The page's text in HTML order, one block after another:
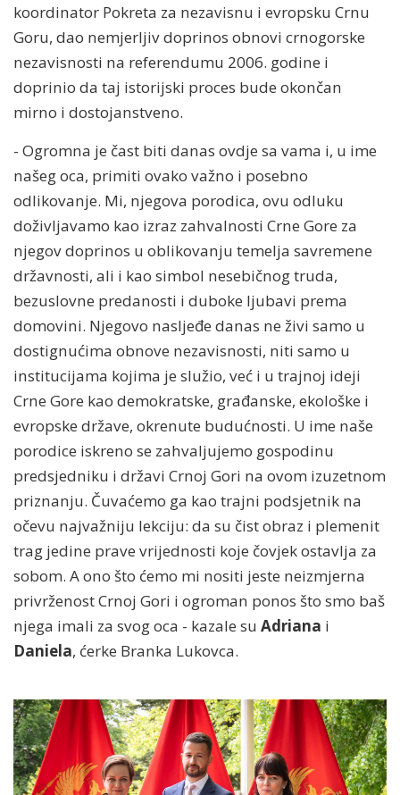
koordinator Pokreta za nezavisnu i evropsku Crnu
Goru, dao nemjerljiv doprinos obnovi crnogorske
nezavisnosti na referendumu 2006. godine i
doprinio da taj istorijski proces bude okončan
mirno i dostojanstveno.
- Ogromna je čast biti danas ovdje sa vama i, u ime
našeg oca, primiti ovako važno i posebno
odlikovanje. Mi, njegova porodica, ovu odluku
doživljavamo kao izraz zahvalnosti Crne Gore za
njegov doprinos u oblikovanju temelja savremene
državnosti, ali i kao simbol nesebičnog truda,
bezuslovne predanosti i duboke ljubavi prema
domovini. Njegovo nasljeđe danas ne živi samo u
dostignućima obnove nezavisnosti, niti samo u
institucijama kojima je služio, već i u trajnoj ideji
Crne Gore kao demokratske, građanske, ekološke i
evropske države, okrenute budućnosti. U ime naše
porodice iskreno se zahvaljujemo gospodinu
predsjedniku i državi Crnoj Gori na ovom izuzetnom
priznanju. Čuvaćemo ga kao trajni podsjetnik na
očevu najvažniju lekciju: da su čist obraz i plemenit
trag jedine prave vrijednosti koje čovjek ostavlja za
sobom. A ono što ćemo mi nositi jeste neizmjerna
privrženost Crnoj Gori i ogroman ponos što smo baš
njega imali za svog oca - kazale su Adriana i
Daniela, ćerke Branka Lukovca.